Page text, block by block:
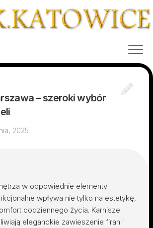
– szeroki wybór
2025
w odpowiednie elementy
wpływa nie tylko na estetykę,
codziennego życia. Karnisze
eleganckie zawieszenie firan i